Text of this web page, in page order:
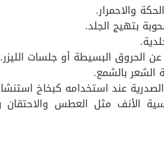
والاحمرار.
بتهيج الجلد.
عن الحروق البسيطة أو جلسات الليزر.
الشعر بالشمع.
عند استخدامه كبخاخ
الأنف مثل العطس والاحتقان